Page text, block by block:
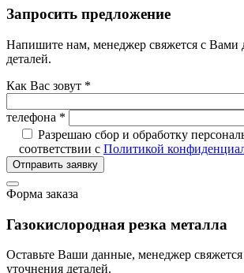
Запросить предложение
Напишите нам, менеджер свяжется с Вами
деталей.
Как Вас зовут *
телефона *
Разрешаю сбор и обработку
соответствии с Политикой
Отправить заявку
Форма заказа
Газокислородная резка металла
Оставьте Ваши данные, менеджер
уточнения деталей.